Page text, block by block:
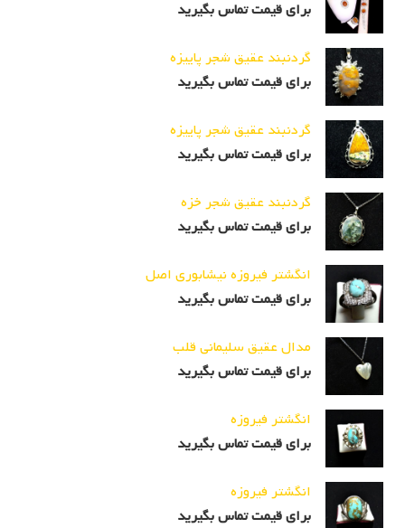
برای قیمت تماس بگیرید
گردنبند عقیق شجر پاییزه
برای قیمت تماس بگیرید
گردنبند عقیق شجر پاییزه
برای قیمت تماس بگیرید
گردنبند عقیق شجر خزه
برای قیمت تماس بگیرید
انگشتر فیروزه نیشابوری اصل
برای قیمت تماس بگیرید
مدال عقیق سلیمانی قلب
برای قیمت تماس بگیرید
انگشتر فیروزه
برای قیمت تماس بگیرید
انگشتر فیروزه
برای قیمت تماس بگیرید